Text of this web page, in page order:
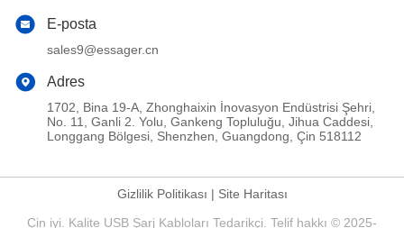
E-posta
sales9@essager.cn
Adres
1702, Bina 19-A, Zhonghaixin İnovasyon Endüstrisi Şehri,
No. 11, Ganli 2. Yolu, Gankeng Topluluğu, Jihua Caddesi,
Longgang Bölgesi, Shenzhen, Guangdong, Çin 518112
Gizlilik Politikası | Site Haritası
Çin iyi. Kalite USB Şarj Kabloları Tedarikçi. Telif hakkı © 2025-